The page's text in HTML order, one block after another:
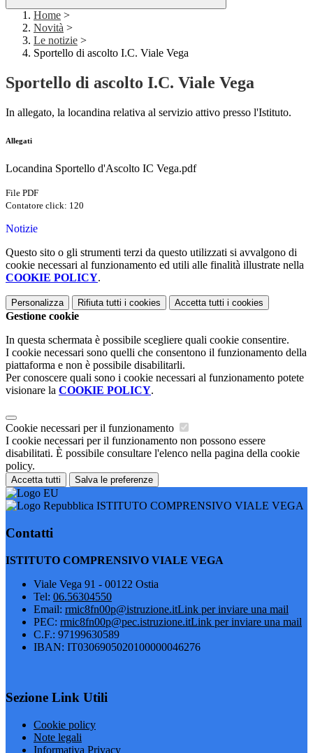
Home >
Novità >
Le notizie >
Sportello di ascolto I.C. Viale Vega
Sportello di ascolto I.C. Viale Vega
In allegato, la locandina relativa al servizio attivo presso l'Istituto.
Allegati
Locandina Sportello d'Ascolto IC Vega.pdf
File PDF
Contatore click: 120
Notizie
Questo sito o gli strumenti terzi da questo utilizzati si avvalgono di
cookie necessari al funzionamento ed utili alle finalità illustrate nella
COOKIE POLICY.
Personalizza Rifiuta tutti i cookies Accetta tutti i cookies
Gestione cookie
In questa schermata è possibile scegliere quali cookie consentire.
I cookie necessari sono quelli che consentono il funzionamento della
piattaforma e non è possibile disabilitarli.
Per conoscere quali sono i cookie necessari al funzionamento potete
visionare la COOKIE POLICY.
Cookie necessari per il funzionamento
I cookie necessari per il funzionamento non possono essere
disabilitati. È possibile consultare l'elenco nella pagina della cookie
policy.
Accetta tutti Salva le preferenze
ISTITUTO COMPRENSIVO VIALE VEGA
Contatti
ISTITUTO COMPRENSIVO VIALE VEGA
Viale Vega 91 - 00122 Ostia
Tel: 06.56304550
Email: rmic8fn00p@istruzione.itLink per inviare una mail
PEC: rmic8fn00p@pec.istruzione.itLink per inviare una mail
C.F.: 97199630589
IBAN: IT0306905020100000046276
Sezione Link Utili
Cookie policy
Note legali
Informativa Privacy